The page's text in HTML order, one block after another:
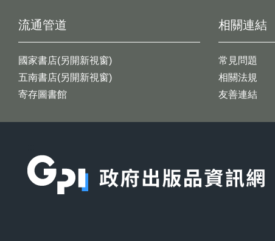
流通管道
國家書店(另開新視窗)
五南書店(另開新視窗)
寄存圖書館
相關連結
常見問題
相關法規
友善連結